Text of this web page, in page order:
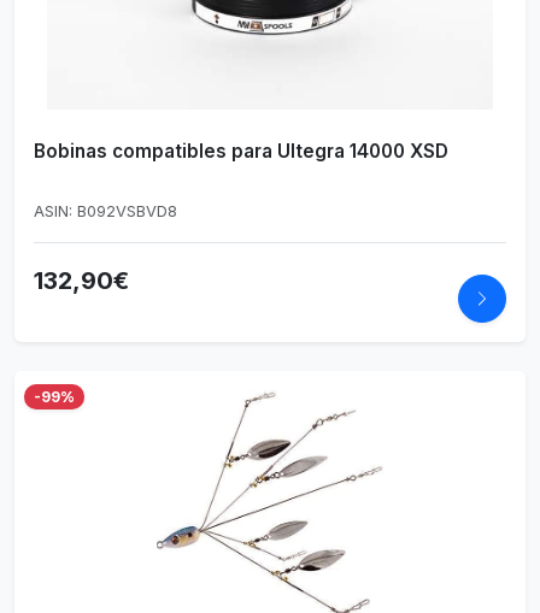
Bobinas compatibles para Ultegra 14000 XSD
ASIN: B092VSBVD8
132,90€
-99%